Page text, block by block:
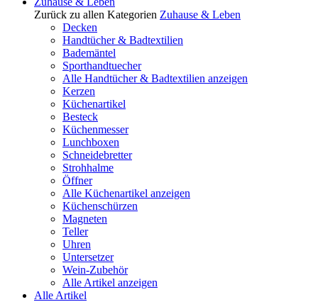
Zurück zu allen Kategorien Zuhause & Leben
Decken
Handtücher & Badtextilien
Bademäntel
Sporthandtuecher
Alle Handtücher & Badtextilien anzeigen
Kerzen
Küchenartikel
Besteck
Küchenmesser
Lunchboxen
Schneidebretter
Strohhalme
Öffner
Alle Küchenartikel anzeigen
Küchenschürzen
Magneten
Teller
Uhren
Untersetzer
Wein-Zubehör
Alle Artikel anzeigen
Alle Artikel